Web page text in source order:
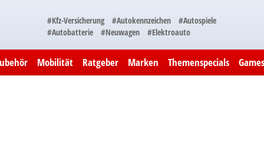
#Kfz-Versicherung #Autokennzeichen
#Autospiele
#Autobatterie
#Neuwagen #Elektroauto
Mobilität Ratgeber Marken Themenspecials Games